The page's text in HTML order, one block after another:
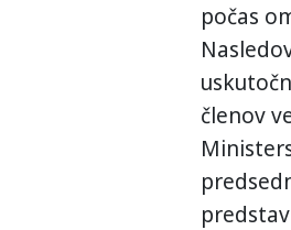
počas
členov